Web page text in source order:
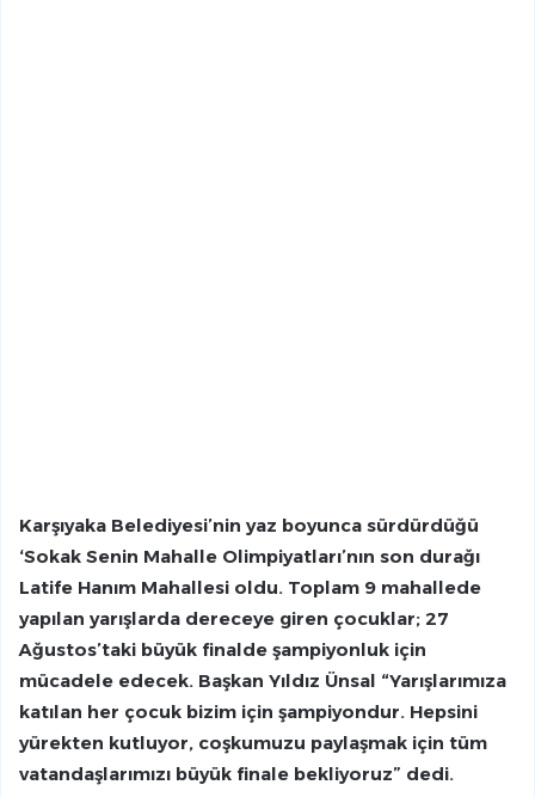
Karşıyaka Belediyesi’nin yaz boyunca sürdürdüğü
‘Sokak Senin Mahalle Olimpiyatları’nın son durağı
Latife Hanım Mahallesi oldu. Toplam 9 mahallede
yapılan yarışlarda dereceye giren çocuklar; 27
Ağustos’taki büyük finalde şampiyonluk için
mücadele edecek. Başkan Yıldız Ünsal “Yarışlarımıza
katılan her çocuk bizim için şampiyondur. Hepsini
yürekten kutluyor, coşkumuzu paylaşmak için tüm
vatandaşlarımızı büyük finale bekliyoruz” dedi.